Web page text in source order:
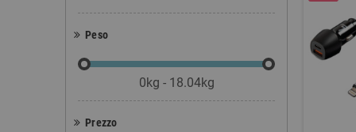
Peso
0kg - 18.04kg
Prezzo